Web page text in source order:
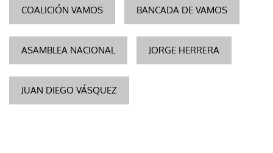
COALICIÓN VAMOS BANCADA DE VAMOS
ASAMBLEA NACIONAL JORGE HERRERA
JUAN DIEGO VÁSQUEZ